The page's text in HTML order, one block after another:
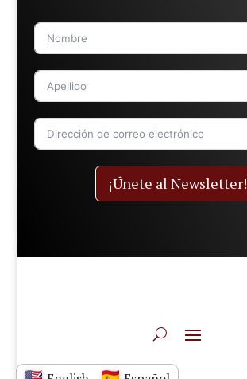
¡Únete al Newsletter!